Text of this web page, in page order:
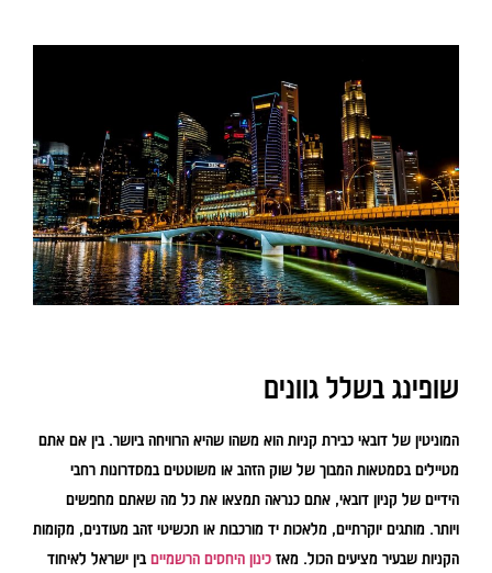
שופינג בשלל גוונים
המוניטין של דובאי כבירת קניות הוא משהו שהיא הרוויחה ביושר. בין אם אתם
מטיילים בסמטאות המבוך של שוק הזהב או משוטטים במסדרונות רחבי
הידיים של קניון דובאי, אתם כנראה תמצאו את כל מה שאתם מחפשים
ויותר. מותגים יוקרתיים, מלאכות יד מורכבות או תכשיטי זהב מעודנים, מקומות
הקניות שבעיר מציעים הכול. מאז כינון היחסים הרשמייםבין ישראל לאיחוד